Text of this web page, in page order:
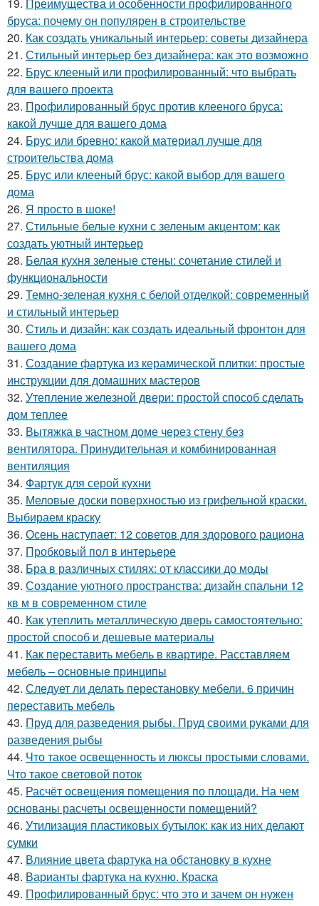
19. Преимущества и особенности профилированного
бруса: почему он популярен в строительстве
20. Как создать уникальный интерьер: советы дизайнера
21. Стильный интерьер без дизайнера: как это возможно
22. Брус клееный или профилированный: что выбрать
для вашего проекта
23. Профилированный брус против клееного бруса:
какой лучше для вашего дома
24. Брус или бревно: какой материал лучше для
строительства дома
25. Брус или клееный брус: какой выбор для вашего
дома
26. Я просто в шоке!
27. Стильные белые кухни с зеленым акцентом: как
создать уютный интерьер
28. Белая кухня зеленые стены: сочетание стилей и
функциональности
29. Темно-зеленая кухня с белой отделкой: современный
и стильный интерьер
30. Стиль и дизайн: как создать идеальный фронтон для
вашего дома
31. Создание фартука из керамической плитки: простые
инструкции для домашних мастеров
32. Утепление железной двери: простой способ сделать
дом теплее
33. Вытяжка в частном доме через стену без
вентилятора. Принудительная и комбинированная
вентиляция
34. Фартук для серой кухни
35. Меловые доски поверхностью из грифельной краски.
Выбираем краску
36. Осень наступает: 12 советов для здорового рациона
37. Пробковый пол в интерьере
38. Бра в различных стилях: от классики до моды
39. Создание уютного пространства: дизайн спальни 12
кв м в современном стиле
40. Как утеплить металлическую дверь самостоятельно:
простой способ и дешевые материалы
41. Как переставить мебель в квартире. Расставляем
мебель – основные принципы
42. Следует ли делать перестановку мебели. 6 причин
переставить мебель
43. Пруд для разведения рыбы. Пруд своими руками для
разведения рыбы
44. Что такое освещенность и люксы простыми словами.
Что такое световой поток
45. Расчёт освещения помещения по площади. На чем
основаны расчеты освещенности помещений?
46. Утилизация пластиковых бутылок: как из них делают
сумки
47. Влияние цвета фартука на обстановку в кухне
48. Варианты фартука на кухню. Краска
49. Профилированный брус: что это и зачем он нужен